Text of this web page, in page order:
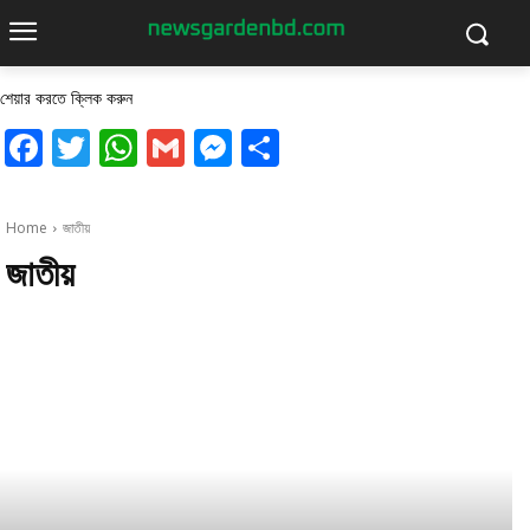
শেয়ার করতে ক্লিক করুন
Facebook
Twitter
WhatsApp
GmailMessenger
Home জাতীয়
জাতীয়